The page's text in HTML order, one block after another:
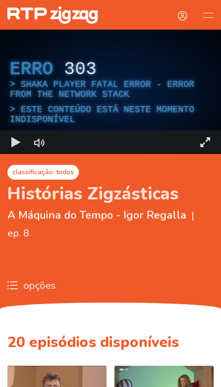
ERRO 303
SHAKA PLAYER FATAL ERROR - ERROR
FROM THE NETWORK STACK
ESTE CONTEÚDO ESTÁ NESTE MOMENTO
INDISPONÍVEL
classificação: todos
Histórias Zigzásticas
A Máquina do Tempo - Igor Regalla |
ep. 8
opções
20 episódios disponíveis